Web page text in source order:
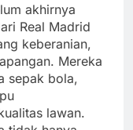
akhirnya
Real Madrid
keberanian,
Mereka
sepak bola,
lawan.